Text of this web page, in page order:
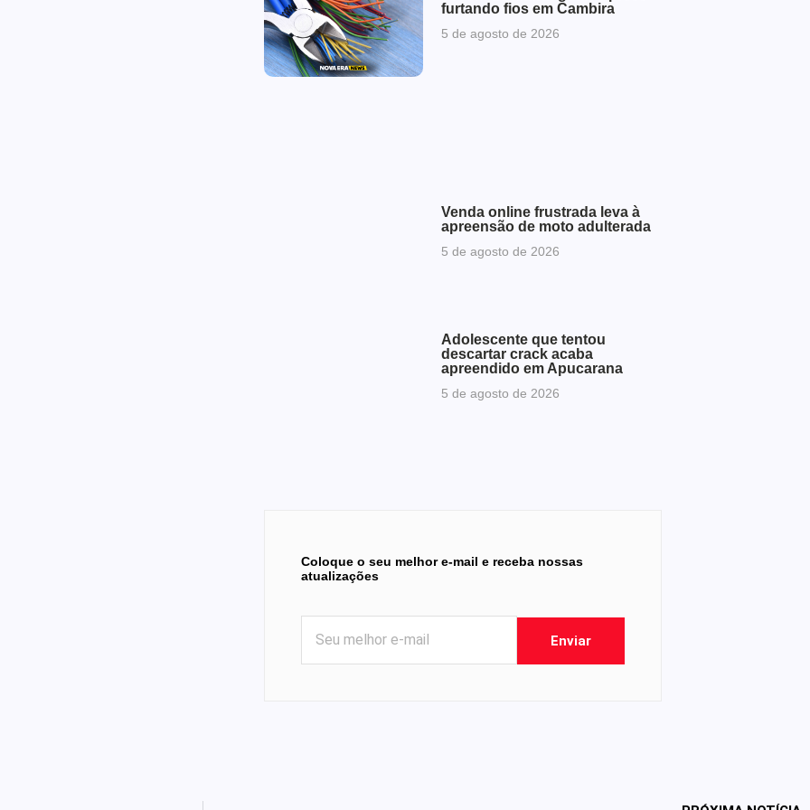
furtando fios em Cambira
5 de agosto de 2026
Venda online frustrada leva à
apreensão de moto adulterada
5 de agosto de 2026
Adolescente que tentou
descartar crack acaba
apreendido em Apucarana
5 de agosto de 2026
Coloque o seu melhor e-mail e receba nossas
atualizações
Enviar